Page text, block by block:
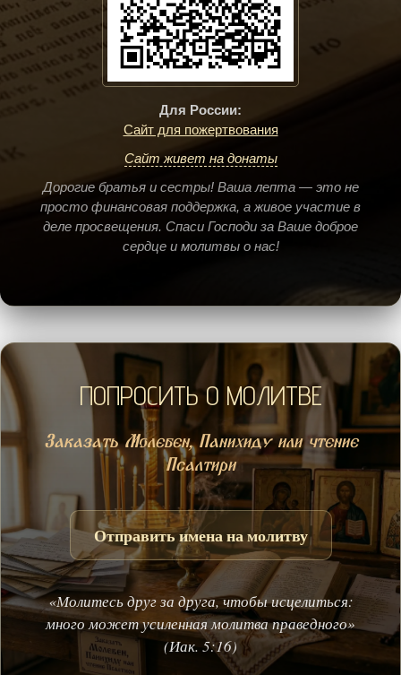
Для России:
Сайт для пожертвования
Сайт живет на донаты
Дорогие братья и сестры! Ваша лепта — это не
просто финансовая поддержка, а живое участие в
деле просвещения. Спаси Господи за Ваше доброе
сердце и молитвы о нас!
ПОПРОСИТЬ О МОЛИТВЕ
Заказать Молебен, Панихиду или чтение
Псалтири
Отправить имена на молитву
«Молитесь друг за друга, чтобы исцелиться:
много может усиленная молитва праведного»
(Иак. 5:16)